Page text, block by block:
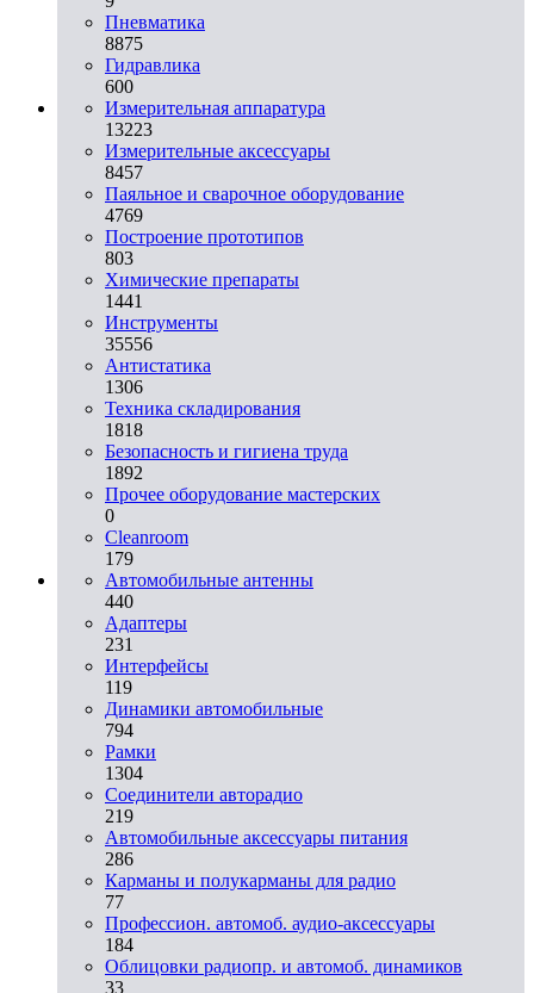
Пневматика
8875
Гидравлика
600
Измерительная аппаратура
13223
Измерительные аксессуары
8457
Паяльное и сварочное оборудование
4769
Построение прототипов
803
Химические препараты
1441
Инструменты
35556
Aнтистатика
1306
Техника складирования
1818
Безопасность и гигиена труда
1892
Прочее оборудование мастерских
0
Cleanroom
179
Автомобильные антенны
440
Адаптеры
231
Интерфейсы
119
Динамики автомобильные
794
Рамки
1304
Соединители авторадио
219
Автомобильные аксессуары питания
286
Карманы и полукарманы для радио
77
Профессион. автомоб. аудио-аксессуары
184
Облицовки радиопр. и автомоб. динамиков
33